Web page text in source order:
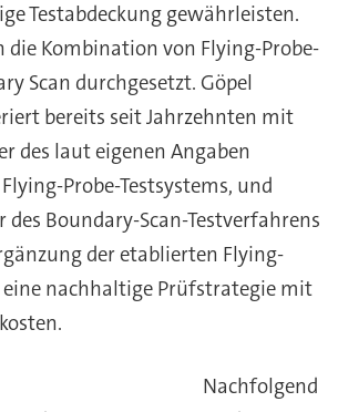
Testabdeckung gewährleisten.
die Kombination von Flying-Probe-
Scan durchgesetzt. Göpel
bereits seit Jahrzehnten mit
des laut eigenen Angaben
Probe-Testsystems, und
des Boundary-Scan-Testverfahrens
der etablierten Flying-
eine nachhaltige Prüfstrategie mit
Nachfolgend